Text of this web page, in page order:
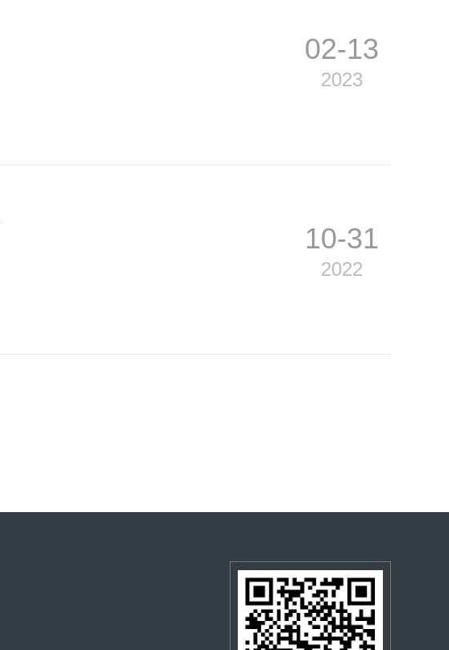
02-13
2023
10-31
2022